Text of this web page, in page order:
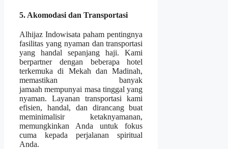
5. Akomodasi dan Transportasi
Alhijaz Indowisata paham pentingnya
fasilitas yang nyaman dan transportasi
yang handal sepanjang haji. Kami
berpartner dengan beberapa hotel
terkemuka di Mekah dan Madinah,
memastikan banyak
jamaah mempunyai masa tinggal yang
nyaman. Layanan transportasi kami
efisien, handal, dan dirancang buat
meminimalisir ketaknyamanan,
memungkinkan Anda untuk fokus
cuma kepada perjalanan spiritual
Anda.